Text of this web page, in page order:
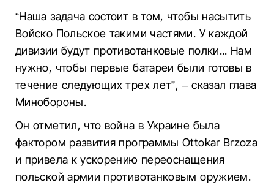
“Наша задача состоит в том, чтобы насытить
Войско Польское такими частями. У каждой
дивизии будут противотанковые полки... Нам
нужно, чтобы первые батареи были готовы в
течение следующих трех лет”, – сказал глава
Минобороны.
Он отметил, что война в Украине была
фактором развития программы Ottokar Brzoza
и привела к ускорению переоснащения
польской армии противотанковым оружием.